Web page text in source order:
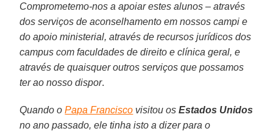
Comprometemo-nos a apoiar estes alunos – através
dos serviços de aconselhamento em nossos campi e
do apoio ministerial, através de recursos jurídicos dos
campus com faculdades de direito e clínica geral, e
através de quaisquer outros serviços que possamos
ter ao nosso dispor.
Quando oPapa Francisco visitou osEstados Unidos
no ano passado, ele tinha isto a dizer para o